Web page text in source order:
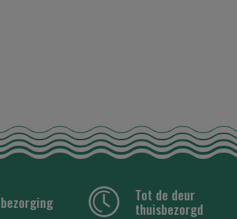
Tot de deur
thuisbezorgd